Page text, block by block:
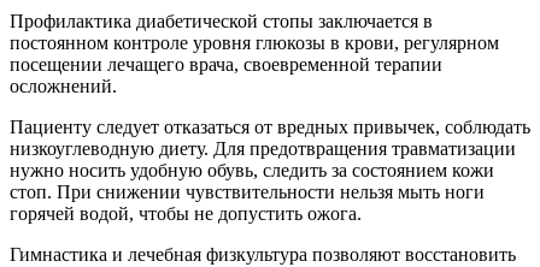
Профилактика диабетической стопы заключается в
постоянном контроле уровня глюкозы в крови, регулярном
посещении лечащего врача, своевременной терапии
осложнений.
Пациенту следует отказаться от вредных привычек, соблюдать
низкоуглеводную диету. Для предотвращения травматизации
нужно носить удобную обувь, следить за состоянием кожи
стоп. При снижении чувствительности нельзя мыть ноги
горячей водой, чтобы не допустить ожога.
Гимнастика и лечебная физкультура позволяют восстановить